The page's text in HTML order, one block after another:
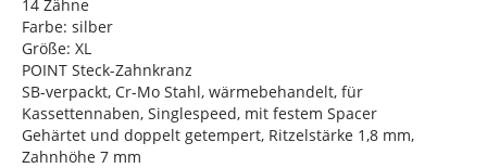
14 Zähne
Farbe: silber
Größe: XL
POINT Steck-Zahnkranz
SB-verpackt, Cr-Mo Stahl, wärmebehandelt, für
Kassettennaben, Singlespeed, mit festem Spacer
Gehärtet und doppelt getempert, Ritzelstärke 1,8 mm,
Zahnhöhe 7 mm